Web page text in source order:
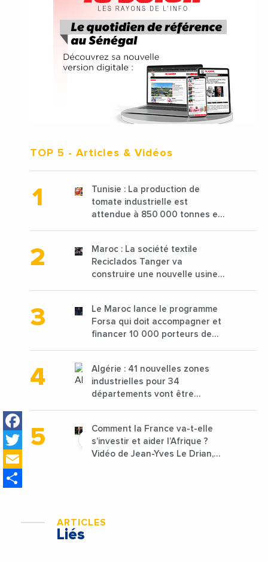
Facebook
Twitter
TOP 5 - Articles & Vidéos
Tunisie : La production de
tomate industrielle est
attendue à 850 000 tonnes en
Maroc : La société textile
Reciclados Tanger va
construire une nouvelle usine
Le Maroc lance le programme
Forsa qui doit accompagner et
financer 10 000 porteurs de
Algérie : 41 nouvelles zones
industrielles pour 34
départements vont être
Comment la France va-t-elle
s’investir et aider l’Afrique ?
Vidéo de Jean-Yves Le Drian,
ARTICLES
Liés